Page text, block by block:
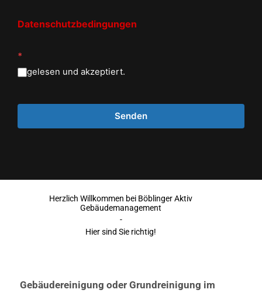
Datenschutzbedingungen
*
gelesen und akzeptiert.
Herzlich Willkommen bei Böblinger Aktiv
Gebäudemanagement
-
Hier sind Sie richtig!
Gebäudereinigung oder Grundreinigung im